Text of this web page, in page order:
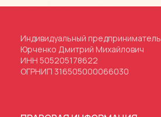
Индивидуальный предприниматель
Юрченко Дмитрий Михайлович
ИНН 505205178622
ОГРНИП 316505000066030